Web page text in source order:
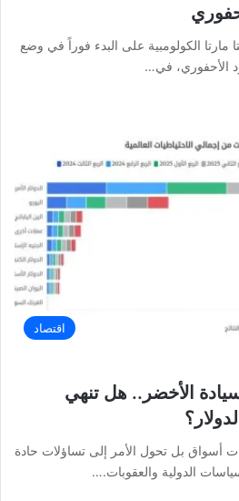
سانتا مارتا الكولومبية على البدء فوراً في وضع
الأحفوري، في…
اقتصاد
الأخضر.. هل تنهي
أسواق بل تحول الأمر إلى تساؤلات حادة
الدولية والعقوبات.…